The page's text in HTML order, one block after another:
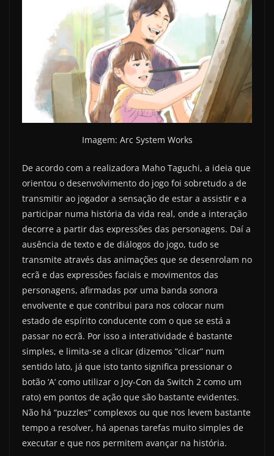
Imagem: Arc System Works
De acordo com a realizadora Maho Taguchi, a ideia que
orientou o desenvolvimento do jogo foi sobretudo a de
transmitir ao jogador a sensação de estar a assistir e a
participar numa história da vida real, onde a interação
decorre a partir das expressões das personagens. Daí a
ausência de texto e de diálogos do jogo, tudo se
transmite através das animações que se desenrolam no
ecrã e das expressões faciais e movimentos das
personagens, afirmadas por uma banda sonora
envolvente e que contribui para nos colocar num
estado de espírito conducente com o que se está a
passar no ecrã. Por isso a interatividade é bastante
simples, e limita-se a clicar (dizemos “clicar” num
sentido lato, já que isto tanto significa pressionar o
botão ‘A’ como utilizar o Joy-Con da Switch 2 como um
rato) em pontos de ação que são bastante evidentes.
Não há “puzzles” complexos ou que nos levem bastante
tempo a resolver, há apenas tarefas muito simples de
executar e que nos permitem avançar na história.